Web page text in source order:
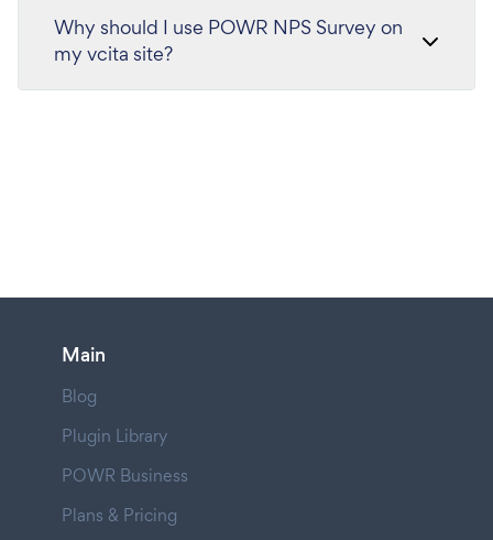
Why should I use POWR NPS Survey on
my vcita site?
Main
Blog
Plugin Library
POWR Business
Plans & Pricing